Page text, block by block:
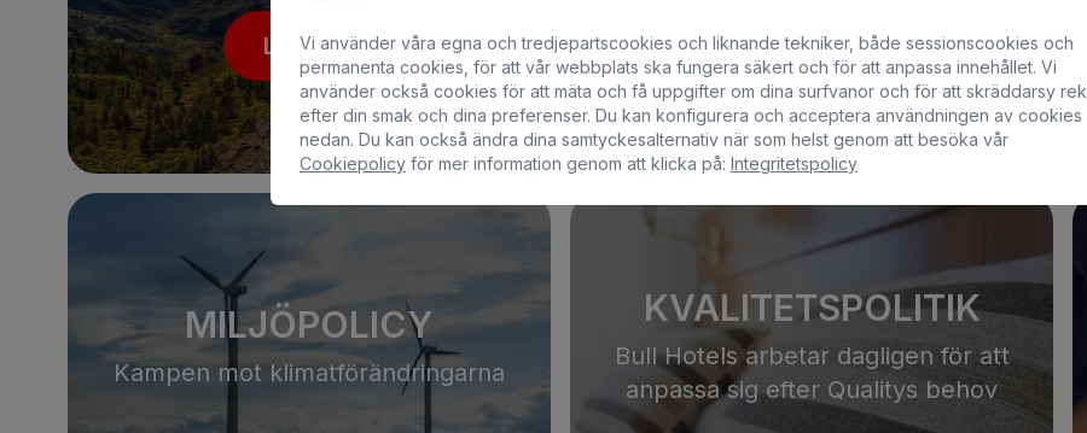
Läs mer
Läs mer
MILJÖPOLICY
Kampen mot klimatförändringarna
KVALITETSPOLITIK
Bull Hotels arbetar dagligen för att
anpassa sig efter Qualitys behov
Vi använder våra egna och tredjepartscookies och liknande tekniker, både sessionscookies och
permanenta cookies, för att vår webbplats ska fungera säkert och för att anpassa innehållet. Vi
använder också cookies för att mäta och få uppgifter om dina surfvanor och för att skräddarsy
efter din smak och dina preferenser. Du kan konfigurera och acceptera användningen av cookies
nedan. Du kan också ändra dina samtyckesalternativ när som helst genom att besöka vår
Cookiepolicy för mer information genom att klicka på: Integritetspolicy